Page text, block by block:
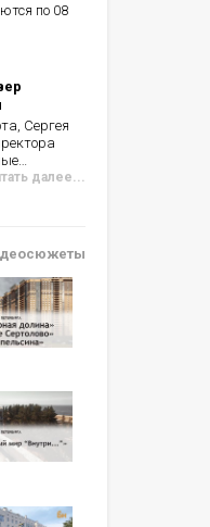
по 08
Сергея
далее...